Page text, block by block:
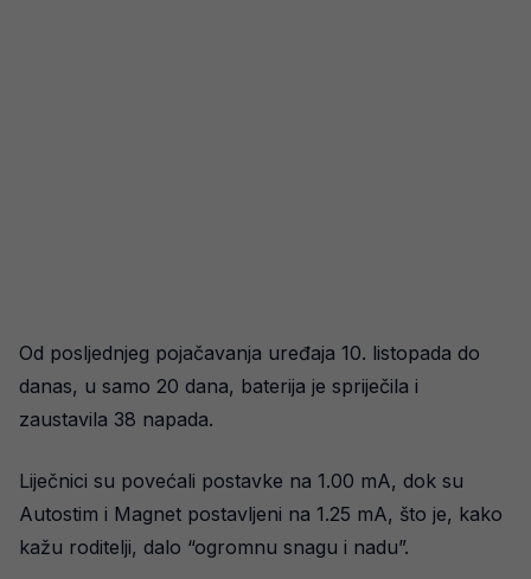
Od posljednjeg pojačavanja uređaja 10. listopada do
danas, u samo 20 dana, baterija je spriječila i
zaustavila 38 napada.
Liječnici su povećali postavke na 1.00 mA, dok su
Autostim i Magnet postavljeni na 1.25 mA, što je, kako
kažu roditelji, dalo “ogromnu snagu i nadu”.